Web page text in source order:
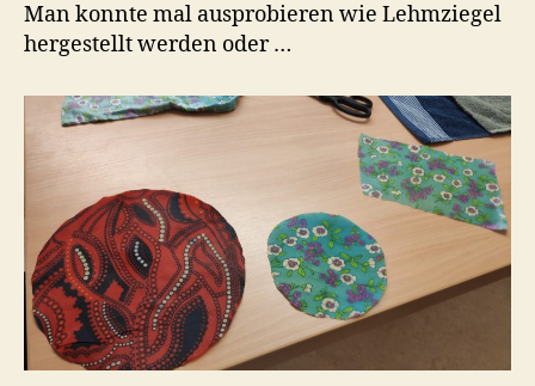
Man konnte mal ausprobieren wie Lehmziegel
hergestellt werden oder …